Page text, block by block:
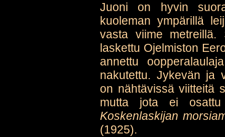
Juoni on hyvin
kuoleman ympärillä
vasta viime
laskettu Ojelmiston
annettu
nakutettu. Jykevän ja
on nähtävissä viitteitä
mutta jota ei osattu
Koskenlaskijan
(1925).